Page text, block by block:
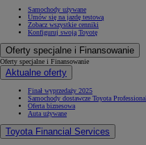
Samochody używane
Umów się na jazdę testową
Zobacz wszystkie cenniki
Konfiguruj swoją Toyotę
Oferty specjalne i Finansowanie
Oferty specjalne i Finansowanie
Aktualne oferty
Finał wyprzedaży 2025
Samochody dostawcze Toyota
Oferta biznesowa
Auta używane
Toyota Financial Services